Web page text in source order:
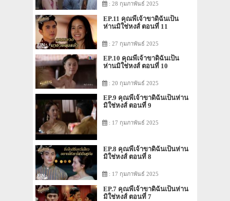
: 28 กุมภาพันธ์ 2025
EP.11 คุณพี่เจ้าขาดิฉันเป็น
ห่านมิใช่หงส์ ตอนที่ 11
: 27 กุมภาพันธ์ 2025
EP.10 คุณพี่เจ้าขาดิฉันเป็น
ห่านมิใช่หงส์ ตอนที่ 10
: 20 กุมภาพันธ์ 2025
EP.9 คุณพี่เจ้าขาดิฉันเป็นห่าน
มิใช่หงส์ ตอนที่ 9
: 17 กุมภาพันธ์ 2025
EP.8 คุณพี่เจ้าขาดิฉันเป็นห่าน
มิใช่หงส์ ตอนที่ 8
: 17 กุมภาพันธ์ 2025
EP.7 คุณพี่เจ้าขาดิฉันเป็นห่าน
มิใช่หงส์ ตอนที่ 7